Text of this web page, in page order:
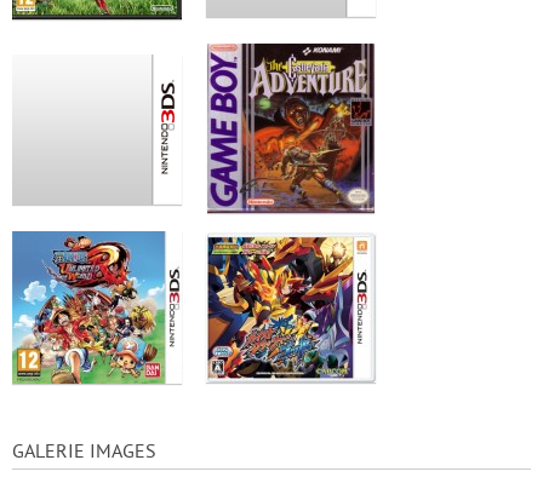
GALERIE IMAGES